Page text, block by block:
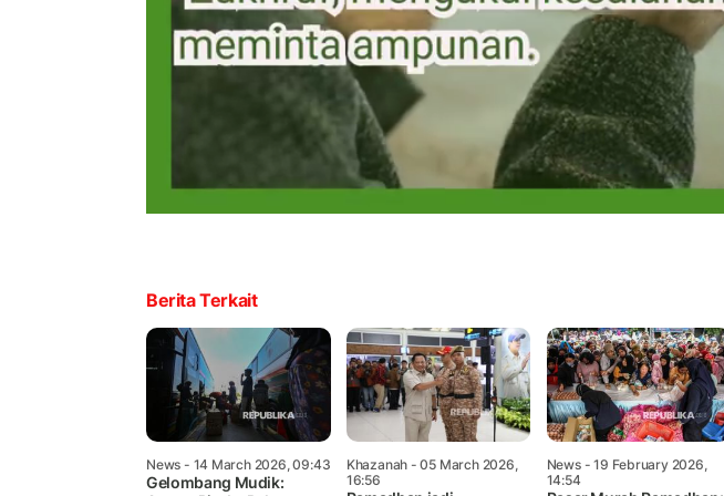
Berita Terkait
News - 14 March 2026, 09:43
Gelombang Mudik:
Khazanah - 05 March 2026,
16:56
News- 19 February 2026,
14:54